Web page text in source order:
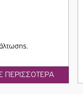
ΠΕΡΙΣΣΟΤΕΡΑ